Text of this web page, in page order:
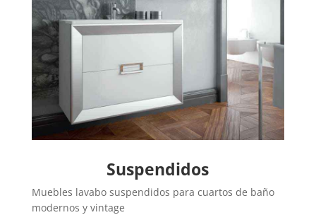
Suspendidos
Muebles lavabo suspendidos para cuartos de baño
modernos y vintage